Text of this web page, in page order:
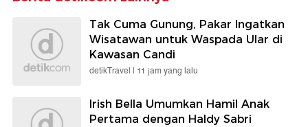
Tak Cuma Gunung, Pakar Ingatkan
Wisatawan untuk Waspada Ular di
Kawasan Candi
detikTravel | 11 jam yang lalu
Irish Bella Umumkan Hamil Anak
Pertama dengan Haldy Sabri